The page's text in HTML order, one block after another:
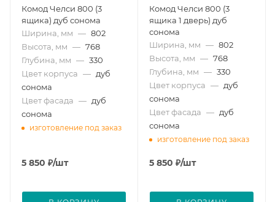
Комод Челси 800 (3
ящика) дуб сонома
Ширина, мм — 802
Высота, мм — 768
Глубина, мм — 330
Цвет корпуса — дуб
сонома
Цвет фасада — дуб
сонома
изготовление под заказ
5 850 ₽/шт
Комод Челси 800 (3
ящика 1 дверь) дуб
сонома
Ширина, мм — 802
Высота, мм — 768
Глубина, мм — 330
Цвет корпуса — дуб
сонома
Цвет фасада — дуб
сонома
изготовление под заказ
5 850 ₽/шт